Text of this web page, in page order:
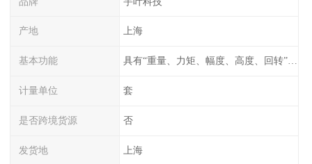
产地 上海
基本功能 具有“重量、力矩、幅度、高度、回转”等参数的显示、记录、报警功
计量单位 套
是否跨境货源 否
发货地 上海